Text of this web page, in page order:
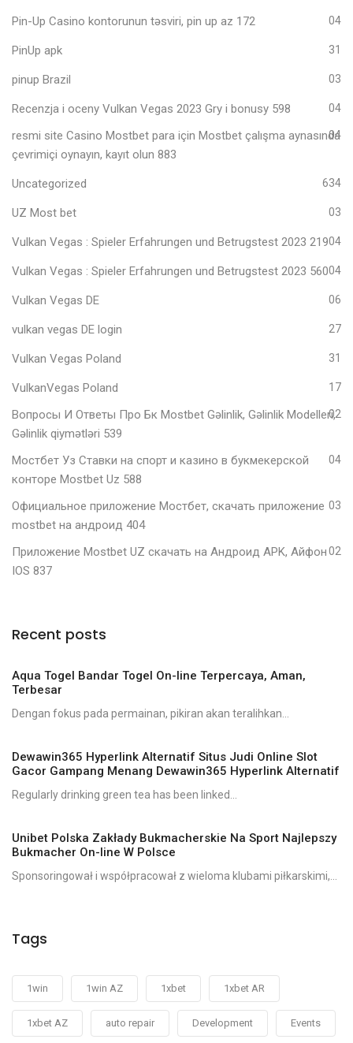
Pin-Up Casino kontorunun təsviri, pin up az 172 04
PinUp apk 31
pinup Brazil 03
Recenzja i oceny Vulkan Vegas 2023 Gry i bonusy 598 04
resmi site Casino Mostbet para için Mostbet çalışma aynasında
çevrimiçi oynayın, kayıt olun 883
04
Uncategorized 634
UZ Most bet 03
Vulkan Vegas ️: Spieler Erfahrungen und Betrugstest 2023 21904
Vulkan Vegas ️: Spieler Erfahrungen und Betrugstest 2023 56004
Vulkan Vegas DE 06
vulkan vegas DE login 27
Vulkan Vegas Poland 31
VulkanVegas Poland 17
Вопросы И Ответы Про Бк Mostbet Gəlinlik, Gəlinlik Modelleri,
Gəlinlik qiymətləri 539
02
Мостбет Уз Ставки на спорт и казино в букмекерской
конторе Mostbet Uz 588
04
Официальное приложение Мостбет, скачать приложение
mostbet на андроид 404
03
Приложение Mostbet UZ скачать на Андроид APK, Айфон
IOS 837
02
Recent posts
Aqua Togel Bandar Togel On-line Terpercaya, Aman,
Terbesar
Dengan fokus pada permainan, pikiran akan teralihkan...
Dewawin365 Hyperlink Alternatif Situs Judi Online Slot
Gacor Gampang Menang Dewawin365 Hyperlink Alternatif
Regularly drinking green tea has been linked...
Unibet Polska Zakłady Bukmacherskie Na Sport Najlepszy
Bukmacher On-line W Polsce
Sponsoringował i współpracował z wieloma klubami piłkarskimi,...
Tags
1win 1win AZ 1xbet 1xbet AR
1xbet AZ auto repair Development Events